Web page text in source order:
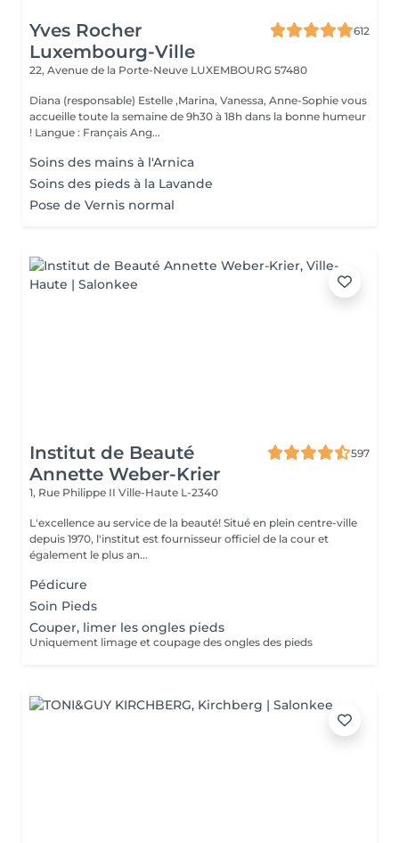
Yves Rocher
Luxembourg-Ville
612
22, Avenue de la Porte-Neuve LUXEMBOURG 57480
Diana (responsable) Estelle ,Marina, Vanessa, Anne-Sophie vous
accueille toute la semaine de 9h30 à 18h dans la bonne humeur
! Langue : Français Ang...
Soins des mains à l'Arnica
Soins des pieds à la Lavande
Pose de Vernis normal
Institut de Beauté
Annette Weber-Krier
597
1, Rue Philippe II Ville-Haute L-2340
L'excellence au service de la beauté! Situé en plein centre-ville
depuis 1970, l'institut est fournisseur officiel de la cour et
également le plus an...
Pédicure
Soin Pieds
Couper, limer les ongles pieds
Uniquement limage et coupage des ongles des pieds